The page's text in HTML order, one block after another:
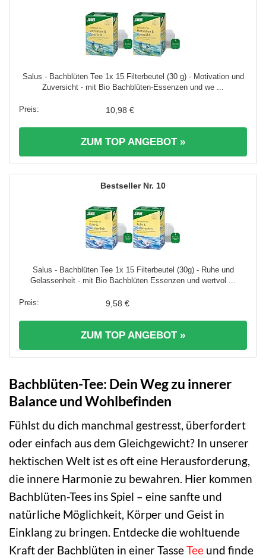
Salus - Bachblüten Tee 1x 15 Filterbeutel (30 g) - Motivation und
Zuversicht - mit Bio Bachblüten-Essenzen und we ...
10,98 €
ZUM TOP ANGEBOT »
10
Salus - Bachblüten Tee 1x 15 Filterbeutel (30g) - Ruhe und
Gelassenheit - mit Bio Bachblüten Essenzen und wertvol ...
9,58 €
ZUM TOP ANGEBOT »
Bachblüten-Tee: Dein Weg zu innerer
Balance und Wohlbefinden
Fühlst du dich manchmal gestresst, überfordert
oder einfach aus dem Gleichgewicht? In unserer
hektischen Welt ist es oft eine Herausforderung,
die innere Harmonie zu bewahren. Hier kommen
Bachblüten-Tees ins Spiel – eine sanfte und
natürliche Möglichkeit, Körper und Geist in
Einklang zu bringen. Entdecke die wohltuende
Kraft der Bachblüten in einer TasseTee und finde